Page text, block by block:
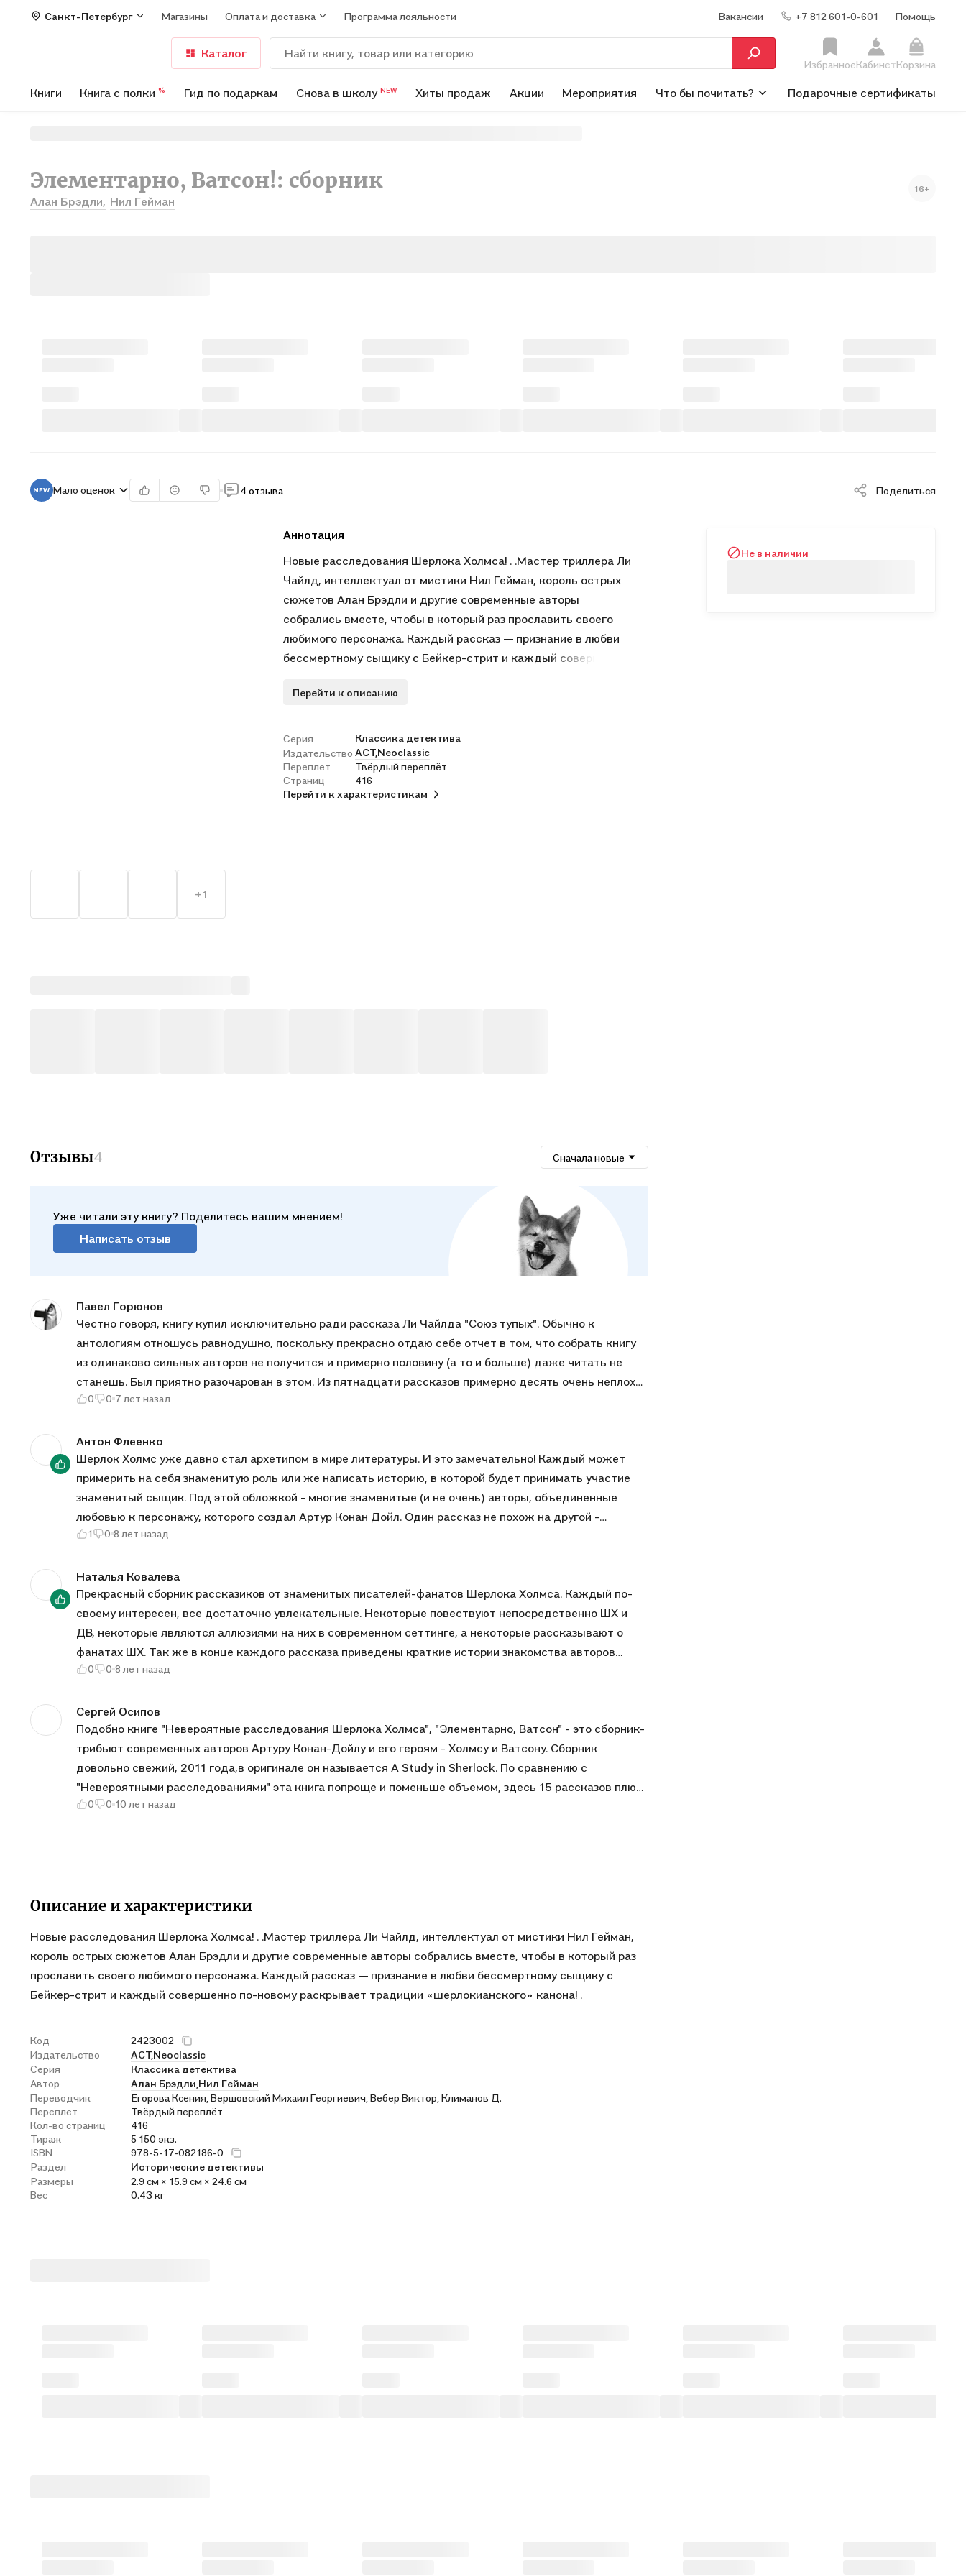
Санкт-Петербург Магазины Оплата и доставка Программа лояльности Вакансии +7 812 601-0-601 Помощь
Каталог
ИзбранноеКабинетКорзина
Книги Книга с полки % Гид по подаркам Снова в школу NEW Хиты продаж Акции Мероприятия Что бы почитать? Подарочные сертификаты
Элементарно, Ватсон!: сборник
Алан Брэдли, Нил Гейман
16+
Мало оценок 4 отзыва Поделиться
+1
Аннотация
Новые расследования Шерлока Холмса! . .Мастер триллера Ли
Чайлд, интеллектуал от мистики Нил Гейман, король острых
сюжетов Алан Брэдли и другие современные авторы
собрались вместе, чтобы в который раз прославить своего
любимого персонажа. Каждый рассказ — признание в любви
бессмертному сыщику с Бейкер-стрит и каждый совершенно
Перейти к описанию
Серия
Классика детектива
Издательство АСТ,Neoclassic
Переплет
Твёрдый переплёт
Страниц
416
Перейти к характеристикам
Не в наличии
Отзывы4 Сначала новые
Уже читали эту книгу? Поделитесь вашим мнением!
Написать отзыв
Павел Горюнов
Честно говоря, книгу купил исключительно ради рассказа Ли Чайлда "Союз тупых". Обычно к
антологиям отношусь равнодушно, поскольку прекрасно отдаю себе отчет в том, что собрать книгу
из одинаково сильных авторов не получится и примерно половину (а то и больше) даже читать не
станешь. Был приятно разочарован в этом. Из пятнадцати рассказов примерно десять очень неплохи.
К примеру Розен с рассказом "Люди с рассеченными губами", Тодд "Авторское право". Если учесть что
поставить к себе на полку обе книги. Рекомендую любителям детективной литературы.
0 0 7 лет назад
Антон Флеенко
Шерлок Холмс уже давно стал архетипом в мире литературы. И это замечательно! Каждый может
примерить на себя знаменитую роль или же написать историю, в которой будет принимать участие
знаменитый сыщик. Под этой обложкой - многие знаменитые (и не очень) авторы, объединенные
любовью к персонажу, которого создал Артур Конан Дойл. Один рассказ не похож на другой -
некоторые похожи на оригинальные Приключения Шерлока, другие - иначе представляют образ
мне не нравится стиль этого автора, с рассказом о Шерлоке Холмсе он справился на отлично! Ради
одного этого произведения стоит поставить к себе на книжную полку этот замечательный том
Новейших приключений Шерлока Холмса и его последователей.
1 0 8 лет назад
Наталья Ковалева
Прекрасный сборник рассказиков от знаменитых писателей-фанатов Шерлока Холмса. Каждый по-
своему интересен, все достаточно увлекательные. Некоторые повествуют непосредственно ШХ и
ДВ, некоторые являются аллюзиями на них в современном сеттинге, а некоторые рассказывают о
фанатах ШХ. Так же в конце каждого рассказа приведены краткие истории знакомства авторов
сборника с Шерлокианой, что добавляет ему своеобразного очарования - каждый читатель также
прекрасно сделана - качественный перевод + стильная обложка.
0 0 8 лет назад
Сергей Осипов
Подобно книге "Невероятные расследования Шерлока Холмса", "Элементарно, Ватсон" - это сборник-
трибьют современных авторов Артуру Конан-Дойлу и его героям - Холмсу и Ватсону. Сборник
довольно свежий, 2011 года,в оригинале он называется A Study in Sherlock. По сравнению с
"Невероятными расследованиями" эта книга попроще и поменьше объемом, здесь 15 рассказов плюс
вступление и заключение от составителей. Принципиальное отличие от "Невероятных
авторов самый известный наверное Ли Чайлд (который пишет про Джека Ричера). Книга стильно
проклеен, а не прошит, книга производит вполне достойное впечатление. По содержанию на мой
взгляд уступает НС, но для поклонников шерлокианы конечно же обязательное приобретение.
0 0 10 лет назад
Описание и характеристики
Новые расследования Шерлока Холмса! . .Мастер триллера Ли Чайлд, интеллектуал от мистики Нил Гейман,
король острых сюжетов Алан Брэдли и другие современные авторы собрались вместе, чтобы в который раз
прославить своего любимого персонажа. Каждый рассказ — признание в любви бессмертному сыщику с
Бейкер-стрит и каждый совершенно по-новому раскрывает традиции «шерлокианского» канона! .
Код
2423002
Издательство
АСТ,Neoclassic
Серия
Классика детектива
Автор
Алан Брэдли, Нил Гейман
Переводчик
Егорова Ксения, Вершовский Михаил Георгиевич, Вебер Виктор, Климанов Д.
Переплет
Твёрдый переплёт
Кол-во страниц
416
Тираж
5 150 экз.
ISBN
978-5-17-082186-0
Раздел
Исторические детективы
Размеры
2.9 см × 15.9 см × 24.6 см
Вес
0.43 кг